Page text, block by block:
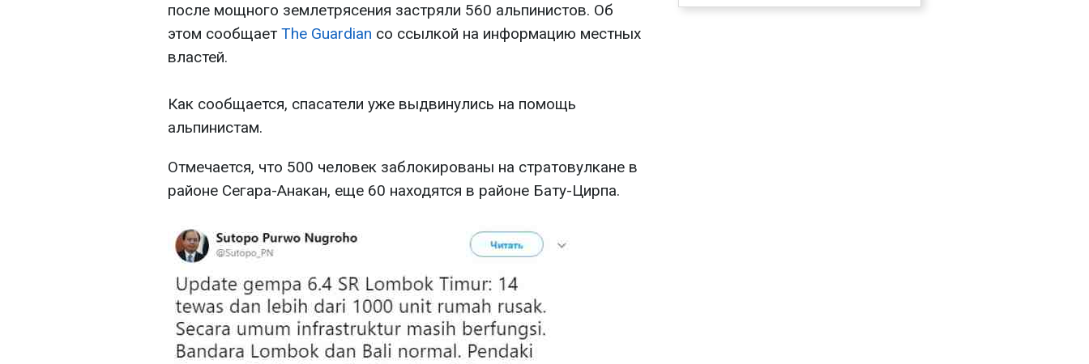
после мощного землетрясения застряли 560 альпинистов. Об
этом сообщает The Guardian со ссылкой на информацию местных
властей.
Как сообщается, спасатели уже выдвинулись на помощь
альпинистам.
Отмечается, что 500 человек заблокированы на стратовулкане в
районе Сегара-Анакан, еще 60 находятся в районе Бату-Цирпа.